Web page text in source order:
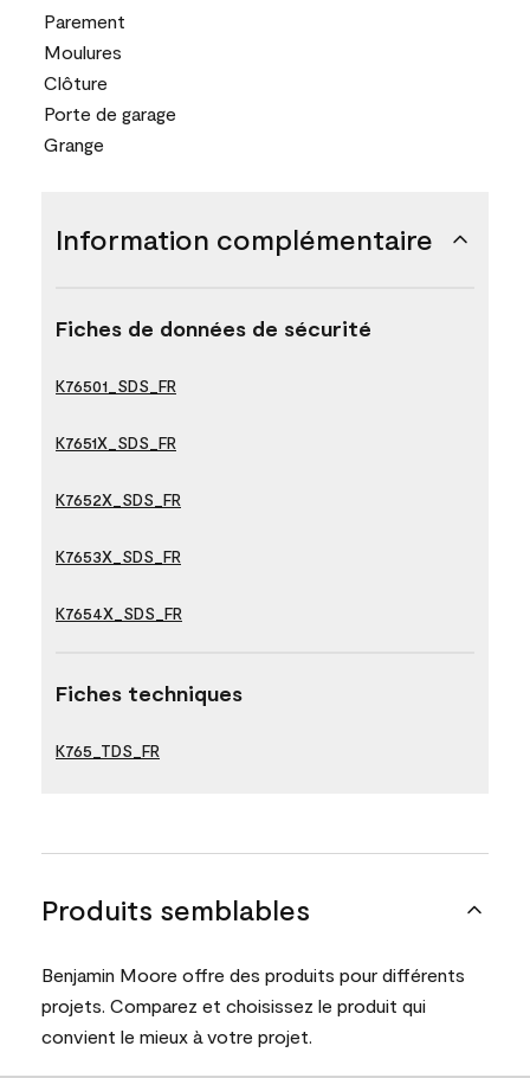
Parement
Moulures
Clôture
Porte de garage
Grange
Information complémentaire
Fiches de données de sécurité
K76501_SDS_FR
K7651X_SDS_FR
K7652X_SDS_FR
K7653X_SDS_FR
K7654X_SDS_FR
Fiches techniques
K765_TDS_FR
Produits semblables
Benjamin Moore offre des produits pour différents
projets. Comparez et choisissez le produit qui
convient le mieux à votre projet.